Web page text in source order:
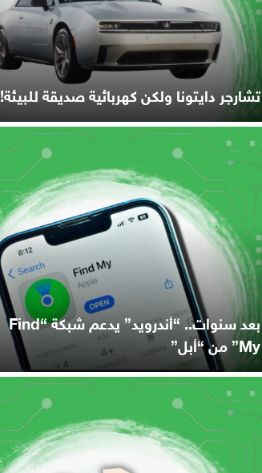
تشارجر دايتونا ولكن كهربائية صديقة للبيئة!
بعد سنوات.. “أندرويد” يدعم شبكة “Find
My” من “أبل”